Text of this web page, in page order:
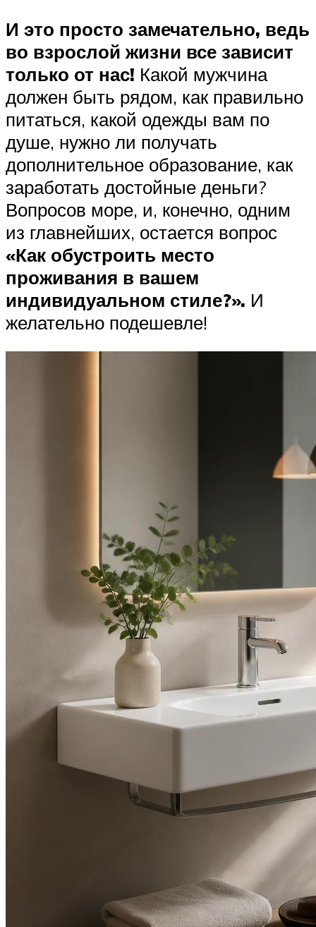
И это просто замечательно, ведь
во взрослой жизни все зависит
только от нас! Какой мужчина
должен быть рядом, как правильно
питаться, какой одежды вам по
душе, нужно ли получать
дополнительное образование, как
заработать достойные деньги?
Вопросов море, и, конечно, одним
из главнейших, остается вопрос
«Как обустроить место
проживания в вашем
индивидуальном стиле?». И
желательно подешевле!